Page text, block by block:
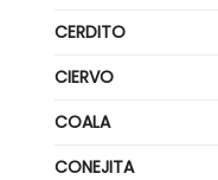
CERDITO
CIERVO
COALA
CONEJITA